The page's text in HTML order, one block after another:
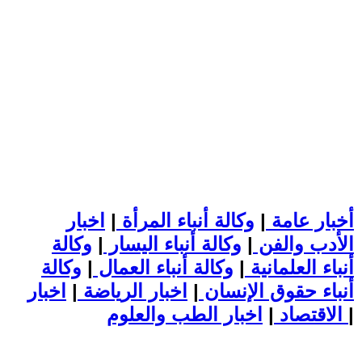
أخبار عامة | وكالة أنباء المرأة | اخبار
الأدب والفن | وكالة أنباء اليسار | وكالة
أنباء العلمانية | وكالة أنباء العمال | وكالة
أنباء حقوق الإنسان | اخبار الرياضة | اخبار
الاقتصاد | |